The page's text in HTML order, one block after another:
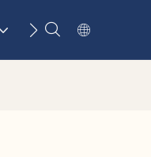
Hubungi Kami